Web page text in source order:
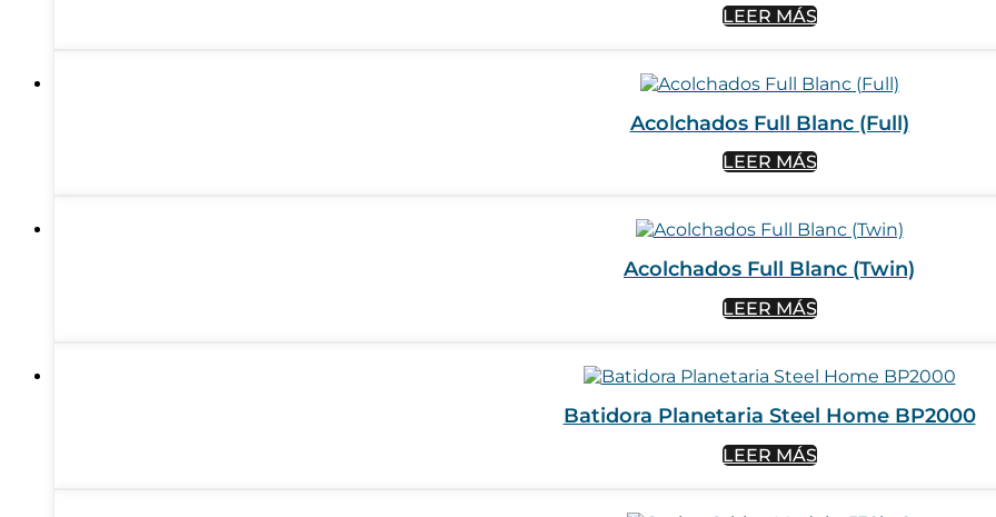
LEER MÁS
Acolchados Full Blanc (Full)
LEER MÁS
Acolchados Full Blanc (Twin)
LEER MÁS
Batidora Planetaria Steel Home BP2000
LEER MÁS